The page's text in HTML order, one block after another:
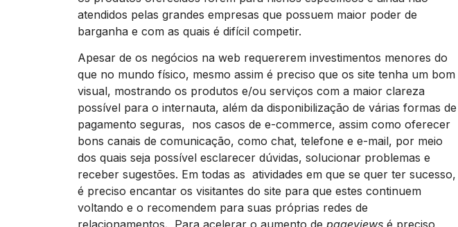
atendidos pelas grandes empresas que possuem maior poder de
barganha e com as quais é difícil competir.
Apesar de os negócios na web requererem investimentos menores do
que no mundo físico, mesmo assim é preciso que os site tenha um bom
visual, mostrando os produtos e/ou serviços com a maior clareza
possível para o internauta, além da disponibilização de várias formas de
pagamento seguras, nos casos de e-commerce, assim como oferecer
bons canais de comunicação, como chat, telefone e e-mail, por meio
dos quais seja possível esclarecer dúvidas, solucionar problemas e
receber sugestões. Em todas as atividades em que se quer ter sucesso,
é preciso encantar os visitantes do site para que estes continuem
voltando e o recomendem para suas próprias redes de
relacionamentos. Para acelerar o aumento de pageviews é preciso